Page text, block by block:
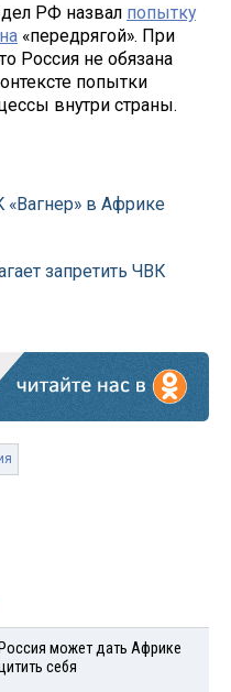
РФ назвал попытку
«передрягой». При
Россия не обязана
попытки
внутри страны.
«Вагнер» в Африке
запретить ЧВК
может дать Африке
себя